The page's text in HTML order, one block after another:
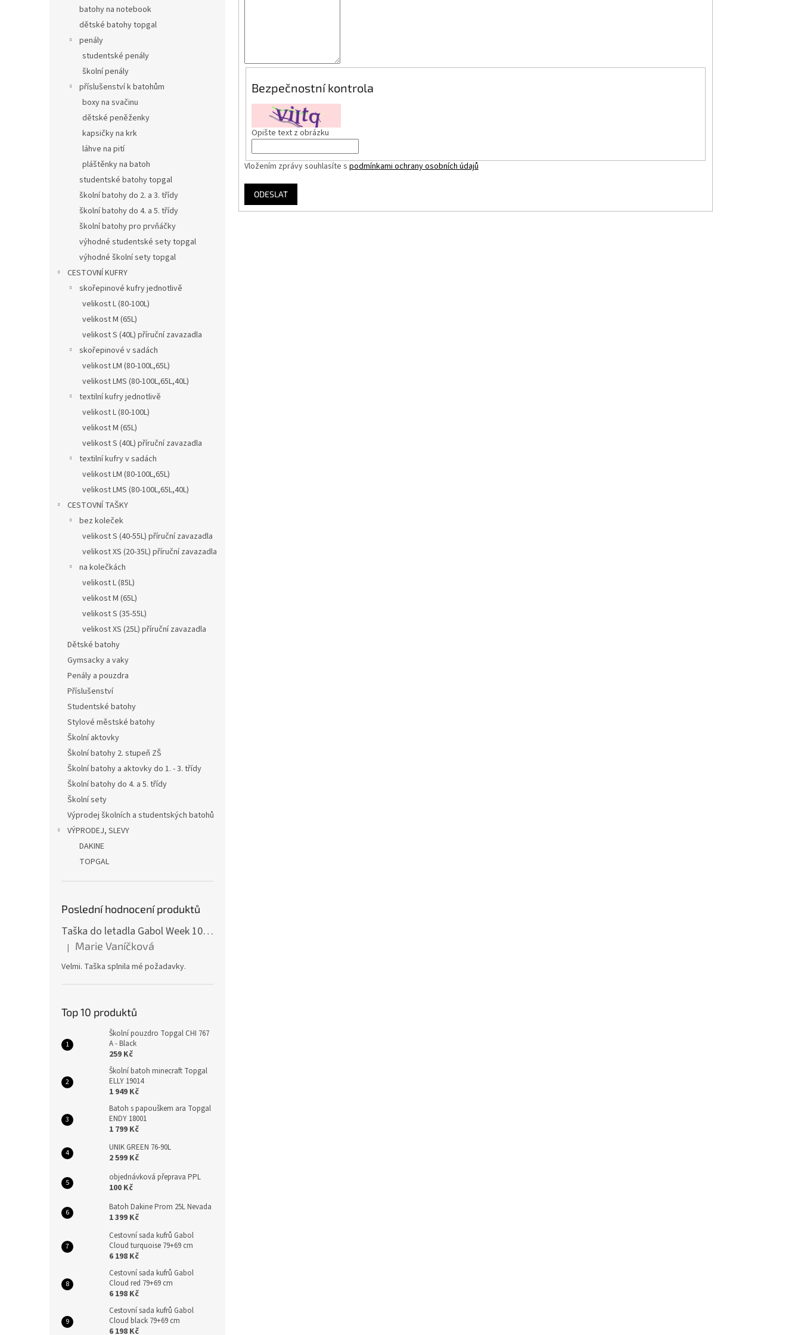
batohy na notebook
dětské batohy topgal
penály
studentské penály
školní penály
příslušenství k batohům
boxy na svačinu
dětské peněženky
kapsičky na krk
láhve na pití
pláštěnky na batoh
studentské batohy topgal
školní batohy do 2. a 3. třídy
školní batohy do 4. a 5. třídy
školní batohy pro prvňáčky
výhodné studentské sety topgal
výhodné školní sety topgal
CESTOVNÍ KUFRY
skořepinové kufry jednotlivě
velikost L (80-100L)
velikost M (65L)
velikost S (40L) příruční zavazadla
skořepinové v sadách
velikost LM (80-100L,65L)
velikost LMS (80-100L,65L,40L)
textilní kufry jednotlivě
velikost L (80-100L)
velikost M (65L)
velikost S (40L) příruční zavazadla
textilní kufry v sadách
velikost LM (80-100L,65L)
velikost LMS (80-100L,65L,40L)
CESTOVNÍ TAŠKY
bez koleček
velikost S (40-55L) příruční zavazadla
velikost XS (20-35L) příruční zavazadla
na kolečkách
velikost L (85L)
velikost M (65L)
velikost S (35-55L)
velikost XS (25L) příruční zavazadla
Dětské batohy
Gymsacky a vaky
Penály a pouzdra
Příslušenství
Studentské batohy
Stylové městské batohy
Školní aktovky
Školní batohy 2. stupeň ZŠ
Školní batohy a aktovky do 1. - 3. třídy
Školní batohy do 4. a 5. třídy
Školní sety
Výprodej školních a studentských batohů
VÝPRODEJ, SLEVY
DAKINE
TOPGAL
Poslední hodnocení produktů
Taška do letadla Gabol Week 100510 red
Hodnocení produktu je 5 z 5 hvězdiček.
| Marie Vaníčková
Velmi. Taška splnila mé požadavky.
Top 10 produktů
Školní pouzdro Topgal CHI 767
A - Black
259 Kč
Školní batoh minecraft Topgal
ELLY 19014
1 949 Kč
Batoh s papouškem ara Topgal
ENDY 18001
1 799 Kč
UNIK GREEN 76-90L
2 599 Kč
objednávková přeprava PPL
100 Kč
Batoh Dakine Prom 25L Nevada
1 399 Kč
Cestovní sada kufrů Gabol
Cloud turquoise 79+69 cm
6 198 Kč
Cestovní sada kufrů Gabol
Cloud red 79+69 cm
6 198 Kč
Cestovní sada kufrů Gabol
Cloud black 79+69 cm
6 198 Kč
Bezpečnostní kontrola
Opište text z obrázku
Vložením zprávy souhlasíte s podmínkami ochrany osobních údajů
ODESLAT